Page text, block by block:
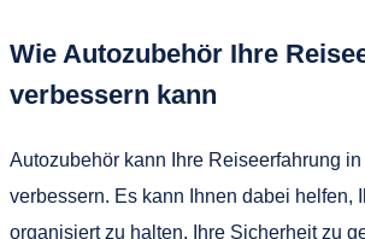
Wie Autozubehör Ihre
verbessern kann
Autozubehör kann Ihre Reiseerfahrung
verbessern. Es kann Ihnen dabei helfen,
organisiert zu halten, Ihre Sicherheit zu